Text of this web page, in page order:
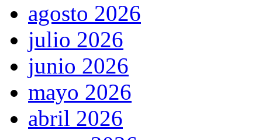
agosto 2026
julio 2026
junio 2026
mayo 2026
abril 2026